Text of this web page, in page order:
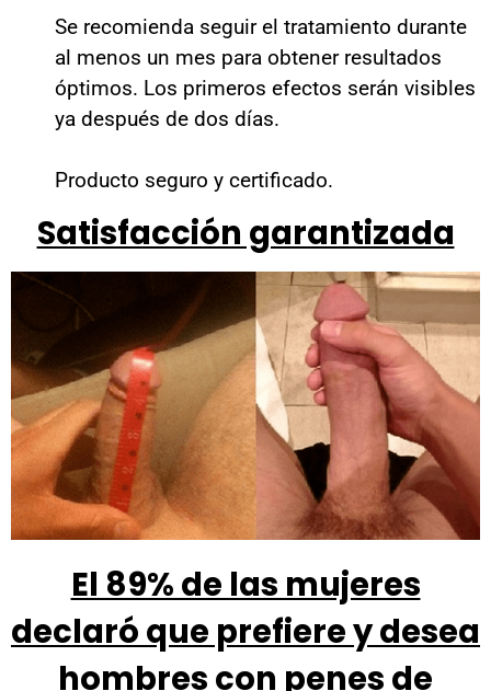
Se recomienda seguir el tratamiento durante
al menos un mes para obtener resultados
óptimos. Los primeros efectos serán visibles
ya después de dos días.
Producto seguro y certificado.
Satisfacción garantizada
El 89% de las mujeres
declaró que prefiere y desea
hombres con penes de